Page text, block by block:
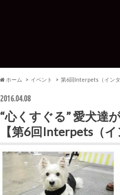
ホーム イベント 第6回Interpets（イン
2016.04.08
“心くすぐる” 愛犬達
【第6回Interpets（